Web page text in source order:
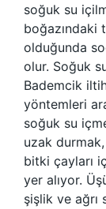
soğuk su
boğazındaki
olduğunda
olur. Soğuk
Bademcik
yöntemleri
soğuk su
uzak
bitki çayları
yer alıyor.
şişlik ve ağrı